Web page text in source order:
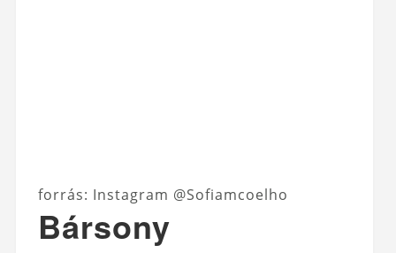
forrás: Instagram @Sofiamcoelho
Bársony